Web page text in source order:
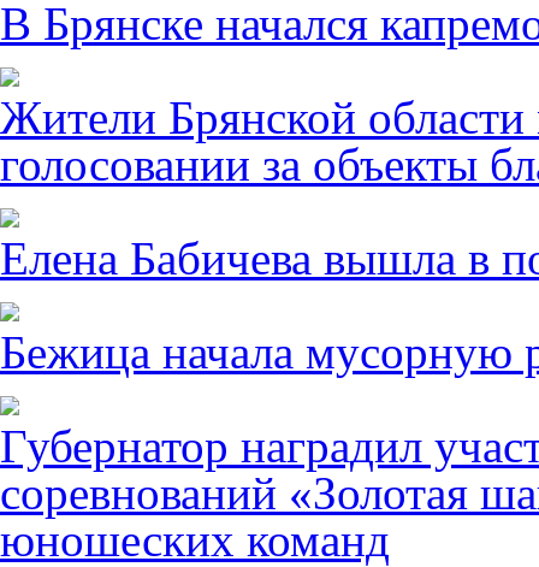
В Брянске начался
Жители Брянской области
голосовании за объекты
Елена Бабичева вышла в
Бежица начала мусорную
Губернатор наградил
соревнований «Золотая
юношеских команд